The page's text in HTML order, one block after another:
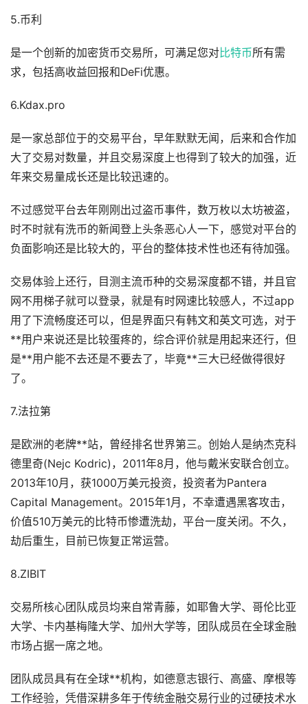
5.币利
是一个创新的加密货币交易所，可满足您对比特币所有需
求，包括高收益回报和DeFi优惠。
6.Kdax.pro
是一家总部位于的交易平台，早年默默无闻，后来和合作加
大了交易对数量，并且交易深度上也得到了较大的加强，近
年来交易量成长还是比较迅速的。
不过感觉平台去年刚刚出过盗币事件，数万枚以太坊被盗，
时不时就有洗币的新闻登上头条恶心人一下，感觉对平台的
负面影响还是比较大的，平台的整体技术性也还有待加强。
交易体验上还行，目测主流币种的交易深度都不错，并且官
网不用梯子就可以登录，就是有时网速比较感人，不过app
用了下流畅度还可以，但是界面只有韩文和英文可选，对于
**用户来说还是比较蛋疼的，综合评价就是用起来还行，但
是**用户能不去还是不要去了，毕竟**三大已经做得很好
了。
7.法拉第
是欧洲的老牌**站，曾经排名世界第三。创始人是纳杰克科
德里奇(Nejc Kodric)，2011年8月，他与戴米安联合创立。
2013年10月，获1000万美元投资，投资者为Pantera
Capital Management。2015年1月，不幸遭遇黑客攻击，
价值510万美元的比特币惨遭洗劫，平台一度关闭。不久，
劫后重生，目前已恢复正常运营。
8.ZIBIT
交易所核心团队成员均来自常青藤，如耶鲁大学、哥伦比亚
大学、卡内基梅隆大学、加州大学等，团队成员在全球金融
市场占据一席之地。
团队成员具有在全球**机构，如德意志银行、高盛、摩根等
工作经验，凭借深耕多年于传统金融交易行业的过硬技术水